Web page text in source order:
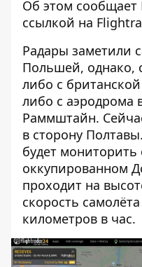
Об этом сообщает
ссылкой на
Радары заметили
Польшей, однако,
либо с
либо с аэродрома
Раммштайн.
в сторону
будет
оккупированном
проходит на
скорость
километров в час.